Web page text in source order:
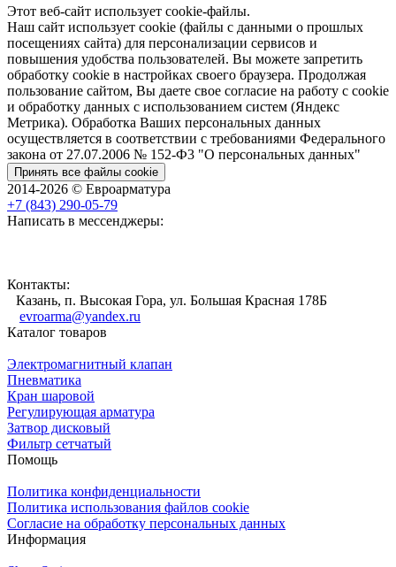
Этот веб-сайт использует cookie-файлы.
Наш сайт использует cookie (файлы с данными о прошлых
посещениях сайта) для персонализации сервисов и
повышения удобства пользователей. Вы можете запретить
обработку cookie в настройках своего браузера. Продолжая
пользование сайтом, Вы даете свое согласие на работу с cookie
и обработку данных с использованием систем (Яндекс
Метрика). Обработка Ваших персональных данных
осуществляется в соответствии с требованиями Федерального
закона от 27.07.2006 № 152-Ф3 "О персональных данных"
Принять все файлы cookie
2014-2026 © Евроарматура
+7 (843) 290-05-79
Написать в мессенджеры:
Контакты:
Казань, п. Высокая Гора, ул. Большая Красная 178Б
evroarma@yandex.ru
Каталог товаров
Электромагнитный клапан
Пневматика
Кран шаровой
Регулирующая арматура
Затвор дисковый
Фильтр сетчатый
Помощь
Политика конфиденциальности
Политика использования файлов cookie
Согласие на обработку персональных данных
Информация